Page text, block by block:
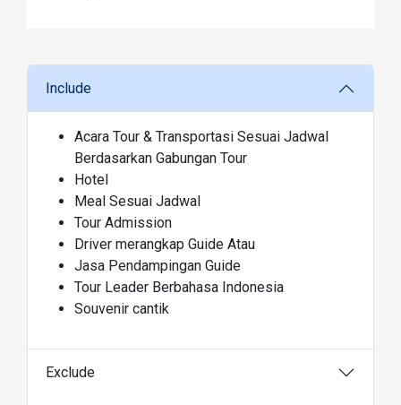
Include
Acara Tour & Transportasi Sesuai Jadwal
Berdasarkan Gabungan Tour
Hotel
Meal Sesuai Jadwal
Tour Admission
Driver merangkap Guide Atau
Jasa Pendampingan Guide
Tour Leader Berbahasa Indonesia
Souvenir cantik
Exclude